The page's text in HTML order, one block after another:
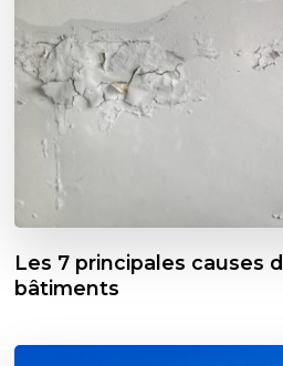
Les 7 principales causes
bâtiments